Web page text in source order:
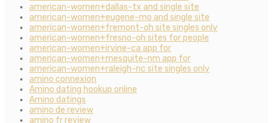
american-women+dallas-tx and single site
american-women+eugene-mo and single site
american-women+fremont-oh site singles only
american-women+fresno-oh sites for people
american-women+irvine-ca app for
american-women+mesquite-nm app for
american-women+raleigh-nc site singles only
amino connexion
Amino dating hookup online
Amino datings
amino de review
amino fr review